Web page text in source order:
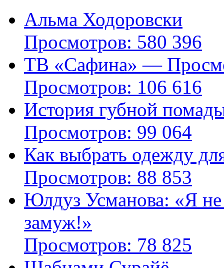
Альма Ходоровски
Просмотров: 580 396
ТВ «Сафина» —
Просмотров: 106 616
История губной
Просмотров: 99 064
Как выбрать одежду
Просмотров: 88 853
Юлдуз Усманова: «Я
замуж!»
Просмотров: 78 825